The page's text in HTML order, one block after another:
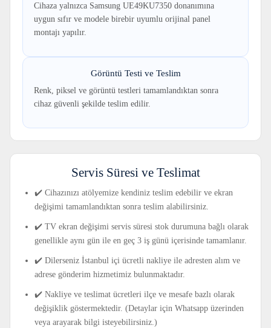
Cihaza yalnızca Samsung UE49KU7350 donanımına
uygun sıfır ve modele birebir uyumlu orijinal panel
montajı yapılır.
Görüntü Testi ve Teslim
Renk, piksel ve görüntü testleri tamamlandıktan sonra
cihaz güvenli şekilde teslim edilir.
Servis Süresi ve Teslimat
✔️ Cihazınızı atölyemize kendiniz teslim edebilir ve ekran
değişimi tamamlandıktan sonra teslim alabilirsiniz.
✔️ TV ekran değişimi servis süresi stok durumuna bağlı olarak
genellikle aynı gün ile en geç 3 iş günü içerisinde tamamlanır.
✔️ Dilerseniz İstanbul içi ücretli nakliye ile adresten alım ve
adrese gönderim hizmetimiz bulunmaktadır.
✔️ Nakliye ve teslimat ücretleri ilçe ve mesafe bazlı olarak
değişiklik göstermektedir. (Detaylar için Whatsapp üzerinden
veya arayarak bilgi isteyebilirsiniz.)